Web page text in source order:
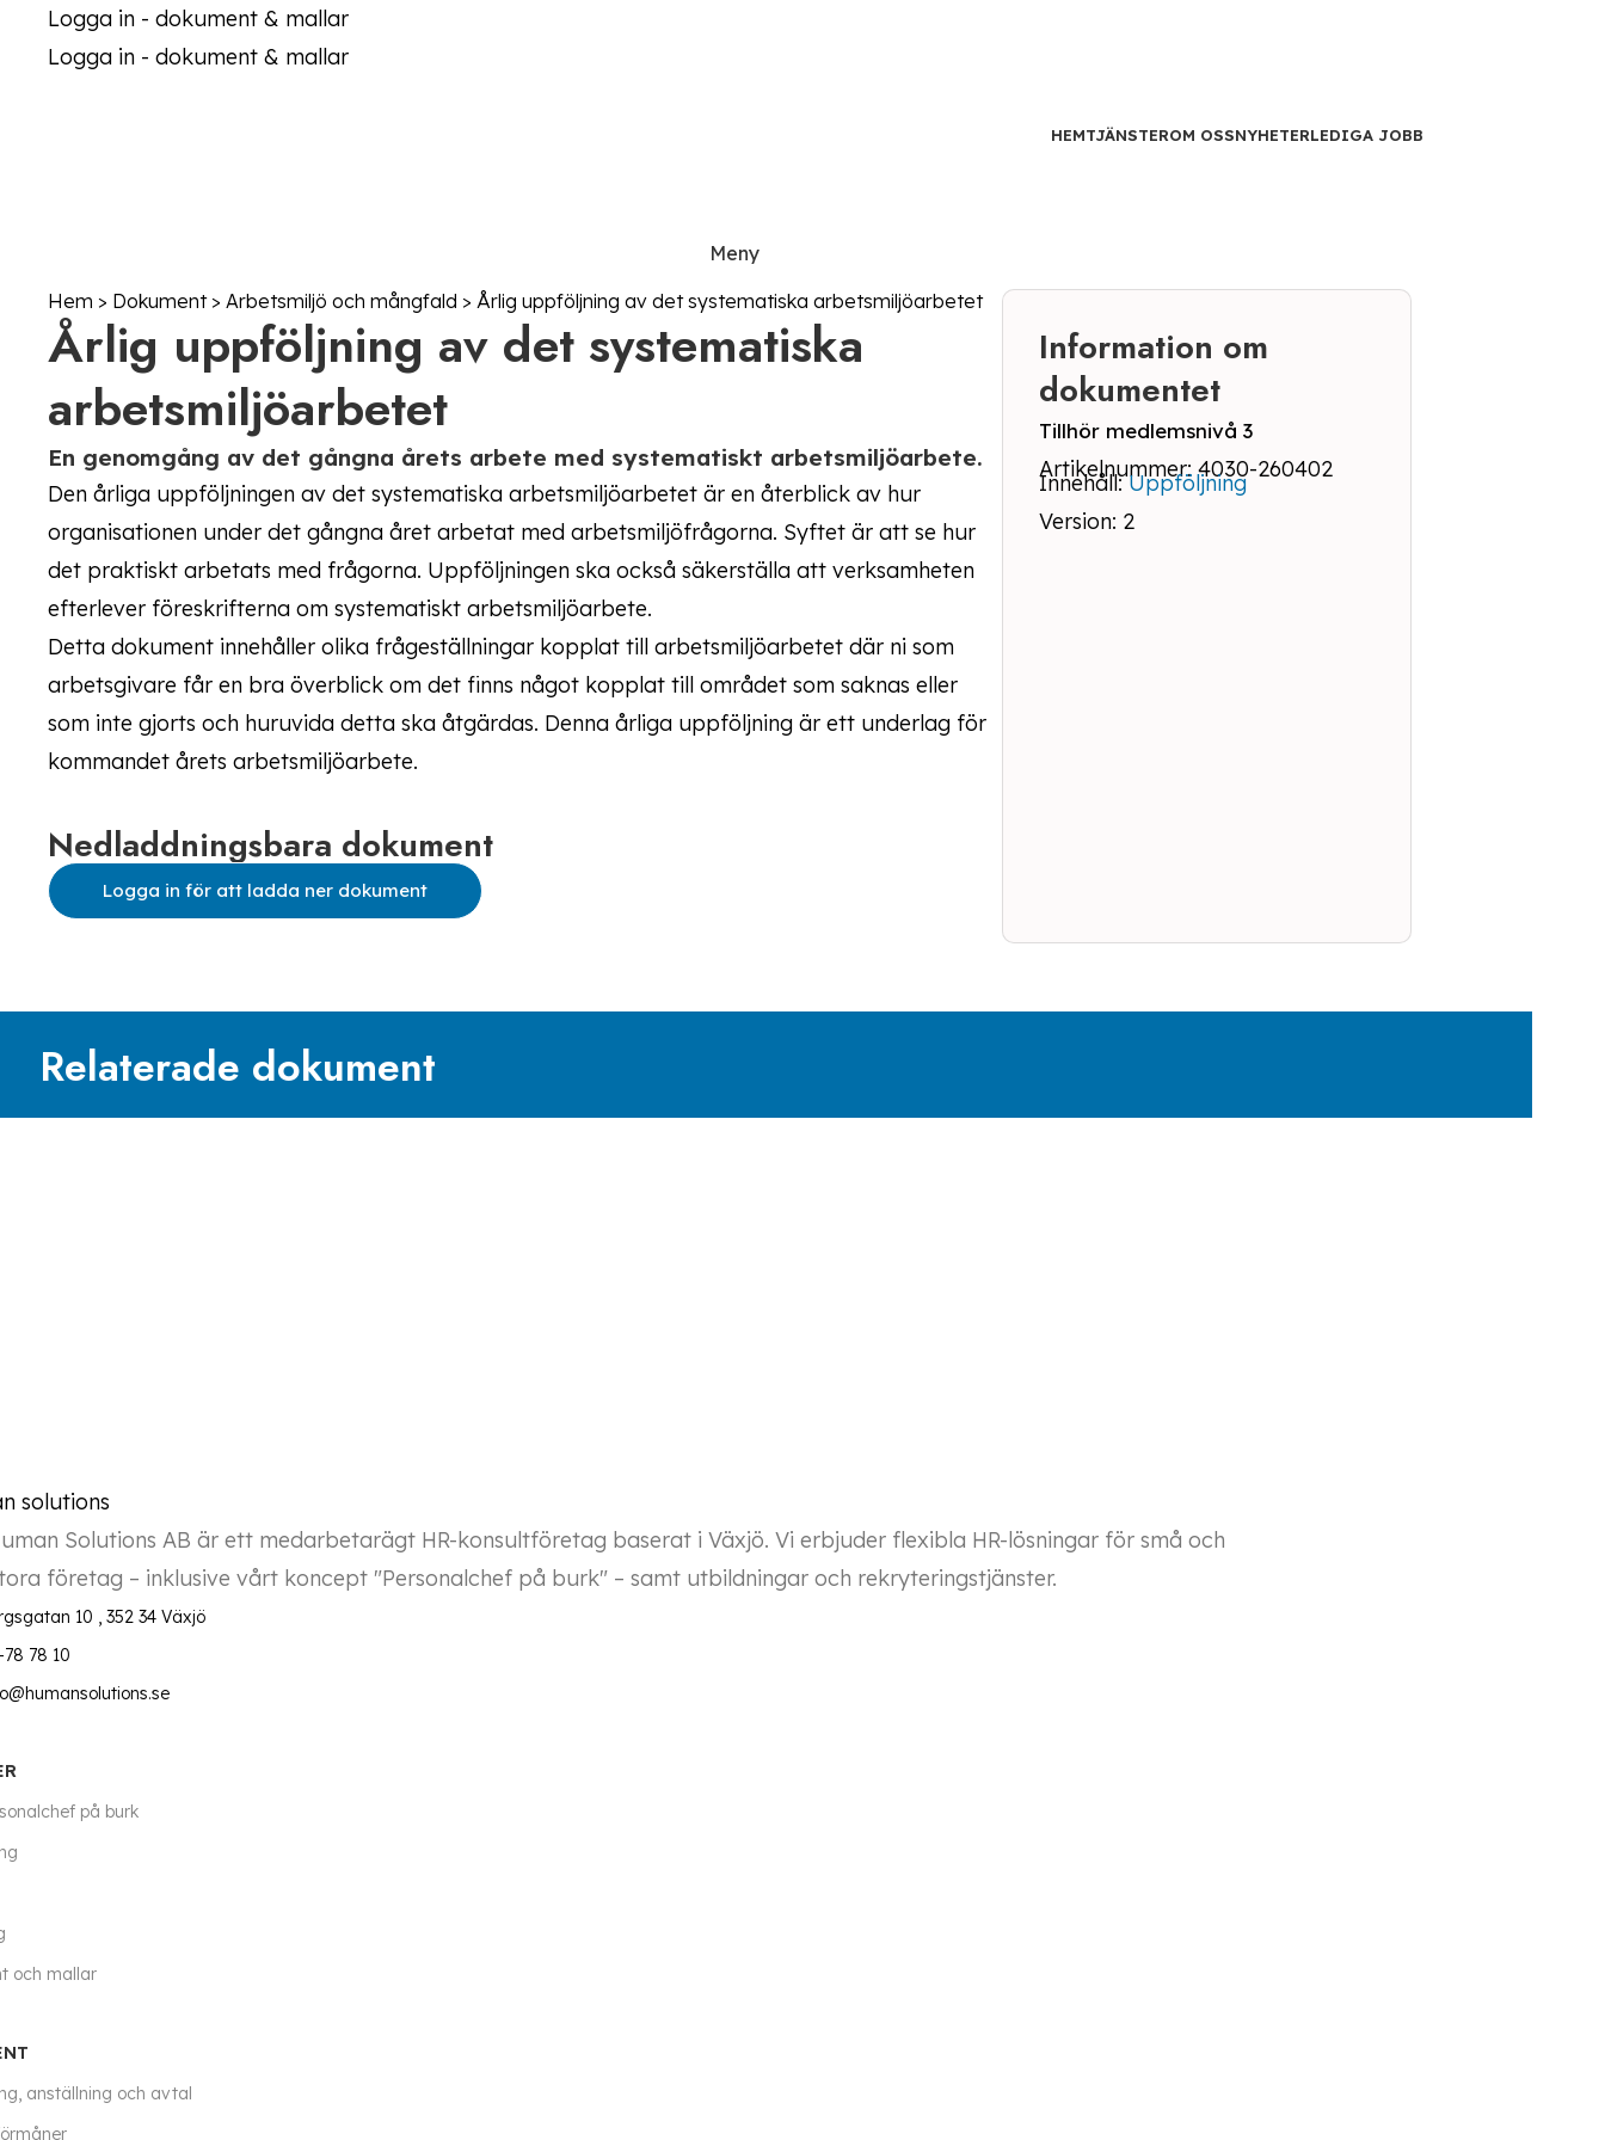
Logga in - dokument & mallar
Logga in - dokument & mallar
HEMTJÄNSTEROM OSSNYHETERLEDIGA JOBB
Meny
Hem > Dokument> Arbetsmiljö och mångfald > Årlig uppföljning av det systematiska arbetsmiljöarbetet
Årlig uppföljning av det systematiska
arbetsmiljöarbetet
En genomgång av det gångna årets arbete med systematiskt arbetsmiljöarbete.
Den årliga uppföljningen av det systematiska arbetsmiljöarbetet är en återblick av hur
organisationen under det gångna året arbetat med arbetsmiljöfrågorna. Syftet är att se hur
det praktiskt arbetats med frågorna. Uppföljningen ska också säkerställa att verksamheten
efterlever föreskrifterna om systematiskt arbetsmiljöarbete.
Detta dokument innehåller olika frågeställningar kopplat till arbetsmiljöarbetet där ni som
arbetsgivare får en bra överblick om det finns något kopplat till området som saknas eller
som inte gjorts och huruvida detta ska åtgärdas. Denna årliga uppföljning är ett underlag för
kommandet årets arbetsmiljöarbete.
Nedladdningsbara dokument
Logga in för att ladda ner dokument
Information om
dokumentet
Tillhör medlemsnivå 3
Artikelnummer: 4030-260402
Innehåll:Uppföljning
Version: 2
Relaterade dokument
Solutions AB är ett medarbetarägt HR-konsultföretag baserat i Växjö. Vi erbjuder flexibla HR-lösningar för små och
företag – inklusive vårt koncept "Personalchef på burk" – samt utbildningar och rekryteringstjänster.
10 , 352 34 Växjö
78 10
på burk
och mallar
anställning och avtal